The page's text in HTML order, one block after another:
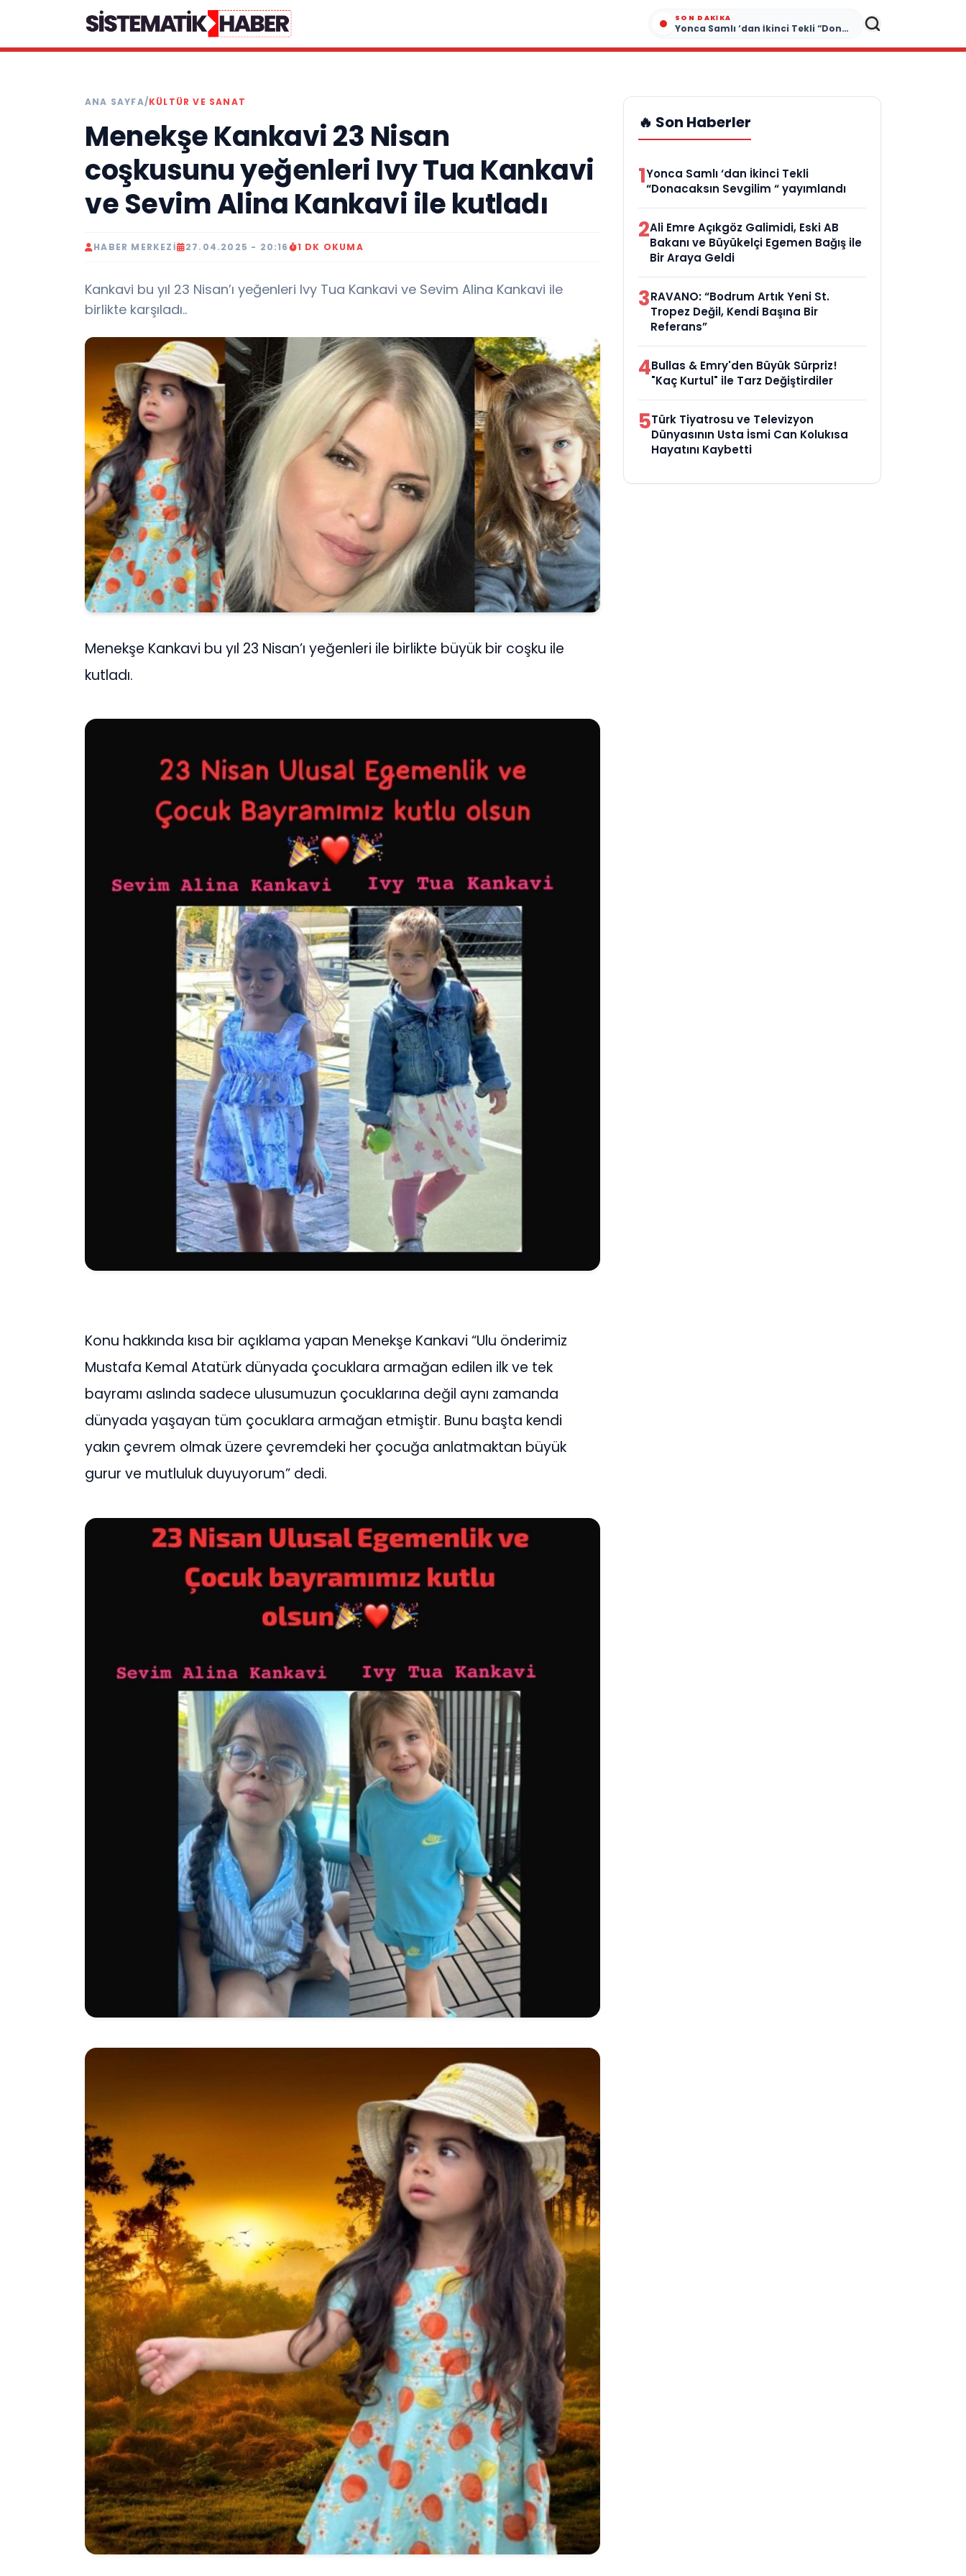
SON DAKIKA
Yonca Samlı ‘dan İkinci Tekli “Donacaksın Sevgilim “ yayımlandı
ANA SAYFA/KÜLTÜR VE SANAT
Menekşe Kankavi 23 Nisan
coşkusunu yeğenleri Ivy Tua Kankavi
ve Sevim Alina Kankavi ile kutladı
HABER MERKEZI 27.04.2025 - 20:16 1 DK OKUMA
Kankavi bu yıl 23 Nisan’ı yeğenleri Ivy Tua Kankavi ve Sevim Alina Kankavi ile
birlikte karşıladı..
Menekşe Kankavi bu yıl 23 Nisan’ı yeğenleri ile birlikte büyük bir coşku ile
kutladı.
Konu hakkında kısa bir açıklama yapan Menekşe Kankavi “Ulu önderimiz
Mustafa Kemal Atatürk dünyada çocuklara armağan edilen ilk ve tek
bayramı aslında sadece ulusumuzun çocuklarına değil aynı zamanda
dünyada yaşayan tüm çocuklara armağan etmiştir. Bunu başta kendi
yakın çevrem olmak üzere çevremdeki her çocuğa anlatmaktan büyük
gurur ve mutluluk duyuyorum” dedi.
🔥 Son Haberler
1Yonca Samlı ‘dan İkinci Tekli
“Donacaksın Sevgilim “ yayımlandı
2Ali Emre Açıkgöz Galimidi, Eski AB
Bakanı ve Büyükelçi Egemen Bağış ile
Bir Araya Geldi
3RAVANO: “Bodrum Artık Yeni St.
Tropez Değil, Kendi Başına Bir
Referans”
4Bullas & Emry'den Büyük Sürpriz!
"Kaç Kurtul" ile Tarz Değiştirdiler
5Türk Tiyatrosu ve Televizyon
Dünyasının Usta İsmi Can Kolukısa
Hayatını Kaybetti